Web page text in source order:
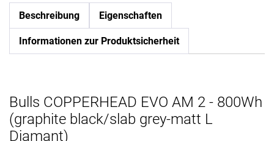
Beschreibung Eigenschaften
Informationen zur Produktsicherheit
Bulls COPPERHEAD EVO AM 2 - 800Wh
(graphite black/slab grey-matt L
Diamant)